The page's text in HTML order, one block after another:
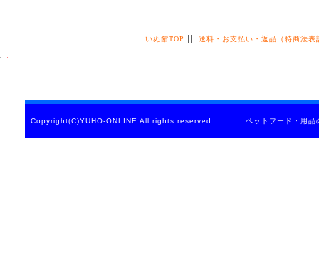
いぬ館TOP || 送料・お支払い・返品（特商法表
Copyright(C)YUHO-ONLINE All rights reserved. ペットフード・用品